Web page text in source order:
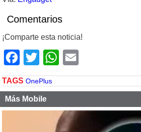
Comentarios
¡Comparte esta noticia!
Facebook
TwitterWhatsApp
TAGS OnePlus
Más Mobile